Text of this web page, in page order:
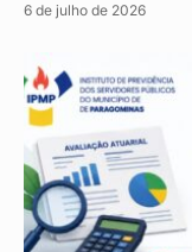
6 de julho de 2026